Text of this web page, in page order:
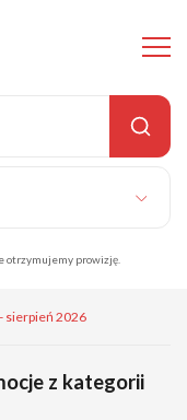
otrzymujemy prowizję.
sierpień 2026
z kategorii